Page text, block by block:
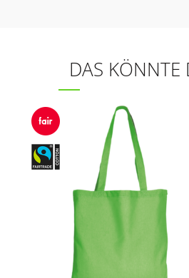
DAS KÖNNTE